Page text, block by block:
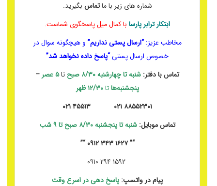
شماره های زیر با ماتماس بگیرید.
ابتکار ترابر پارسا با کمال میل پاسخگوی شماست.
مخاطب عزیز:“ارسال پستی نداریم” و هیچگونه سوال در
خصوص ارسال پستی“پاسخ داده نخواهد شد”
تماس با دفتر: شنبه تا چهارشنبه۸/۳۰ صبح تا۵ عصر
–
پنجشنبه‌هاتا۱۲/۳۰ ظهر
۸۸۵۵۲۳۰۱ ۰۲۱ ۴۵۵۱۳ ۰۲۱
تماس موبایل: شنبه تا پنجشنبه ۸/۳۰ صبح تا ۹ شب
“” ۱۶۲۷ ۳۴۳ ۰۹۱۲ “”
پیام در واتسپ: پاسخ دهی در اسرع وقت